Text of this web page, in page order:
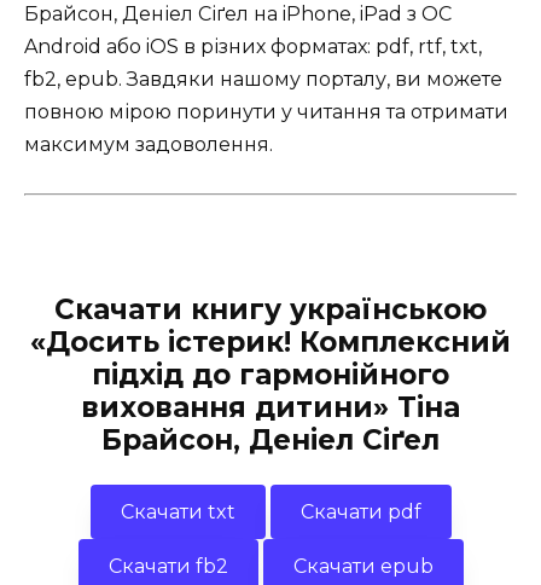
Брайсон, Деніел Сіґел на iPhone, iPad з ОС
Android або iOS в різних форматах: pdf, rtf, txt,
fb2, epub. Завдяки нашому порталу, ви можете
повною мірою поринути у читання та отримати
максимум задоволення.
Скачати книгу українською
«Досить істерик! Комплексний
підхід до гармонійного
виховання дитини» Тіна
Брайсон, Деніел Сіґел
Скачати txt Скачати pdf
Скачати fb2 Скачати epub